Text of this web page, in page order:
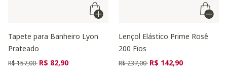
Tapete para Banheiro Lyon
Prateado
Preço reduzido de
R$ 157,00 para
R$ 82,90
Lençol Elástico Prime Rosê
200 Fios
Preço reduzido de
R$ 237,00 para
R$ 142,90